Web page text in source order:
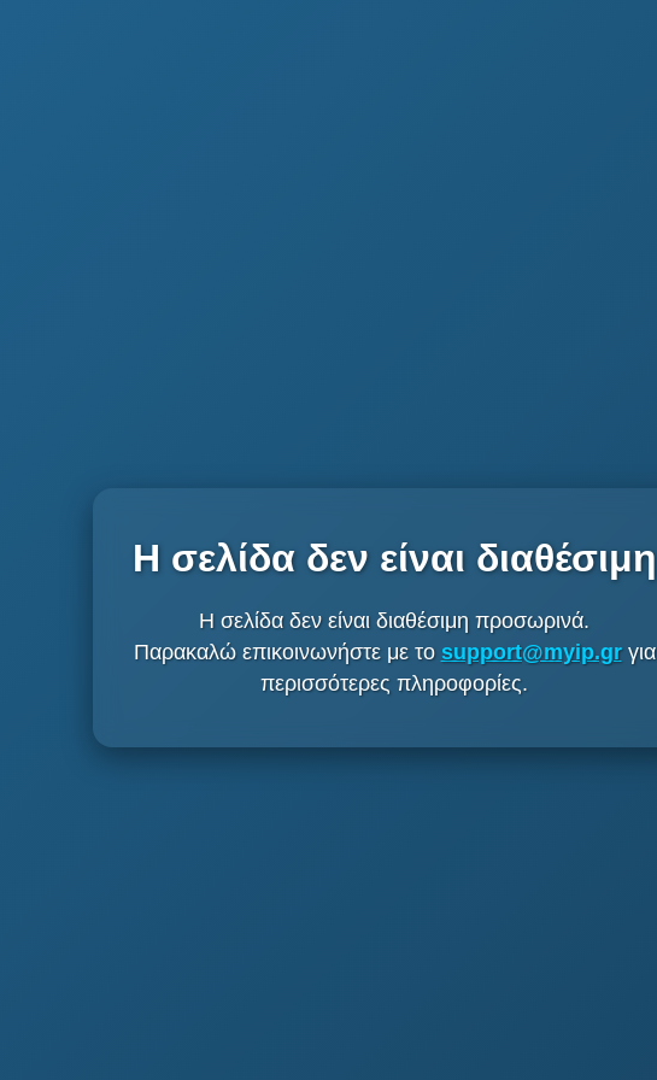
Η σελίδα δεν είναι διαθέσιμη
Η σελίδα δεν είναι διαθέσιμη προσωρινά.
Παρακαλώ επικοινωνήστε με το support@myip.grγια
περισσότερες πληροφορίες.